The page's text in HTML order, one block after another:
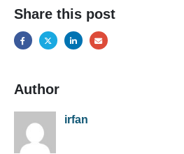
Share this post
Author
irfan